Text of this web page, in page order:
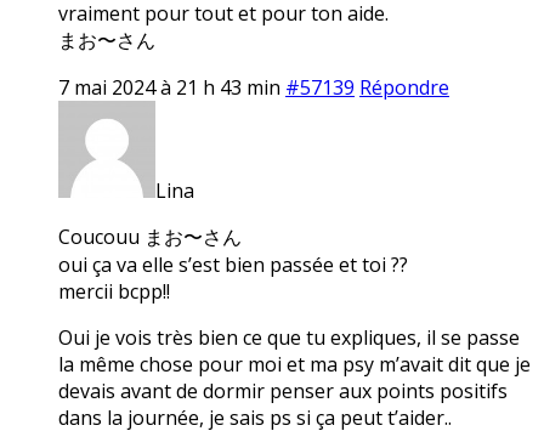
vraiment pour tout et pour ton aide.
まお〜さん
7 mai 2024 à 21 h 43 min #57139 Répondre
Lina
Coucouu まお〜さん
oui ça va elle s’est bien passée et toi ??
mercii bcpp!!
Oui je vois très bien ce que tu expliques, il se passe
la même chose pour moi et ma psy m’avait dit que je
devais avant de dormir penser aux points positifs
dans la journée, je sais ps si ça peut t’aider..